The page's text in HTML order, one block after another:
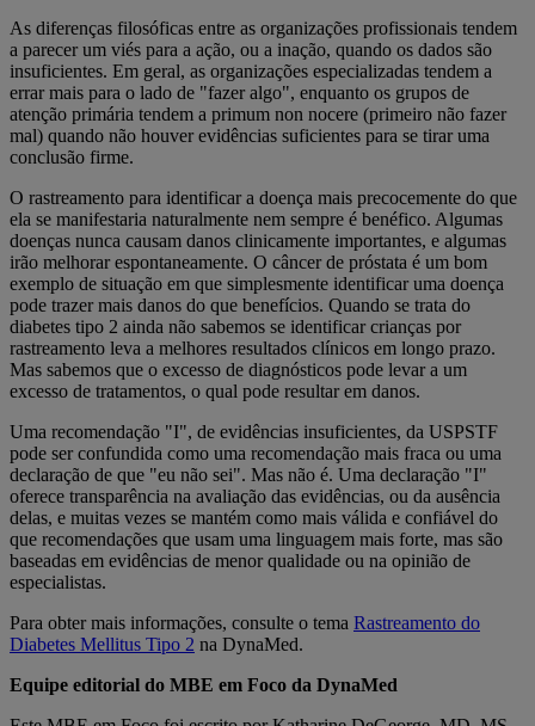
As diferenças filosóficas entre as organizações profissionais tendem
a parecer um viés para a ação, ou a inação, quando os dados são
insuficientes. Em geral, as organizações especializadas tendem a
errar mais para o lado de "fazer algo", enquanto os grupos de
atenção primária tendem a primum non nocere (primeiro não fazer
mal) quando não houver evidências suficientes para se tirar uma
conclusão firme.
O rastreamento para identificar a doença mais precocemente do que
ela se manifestaria naturalmente nem sempre é benéfico. Algumas
doenças nunca causam danos clinicamente importantes, e algumas
irão melhorar espontaneamente. O câncer de próstata é um bom
exemplo de situação em que simplesmente identificar uma doença
pode trazer mais danos do que benefícios. Quando se trata do
diabetes tipo 2 ainda não sabemos se identificar crianças por
rastreamento leva a melhores resultados clínicos em longo prazo.
Mas sabemos que o excesso de diagnósticos pode levar a um
excesso de tratamentos, o qual pode resultar em danos.
Uma recomendação "I", de evidências insuficientes, da USPSTF
pode ser confundida como uma recomendação mais fraca ou uma
declaração de que "eu não sei". Mas não é. Uma declaração "I"
oferece transparência na avaliação das evidências, ou da ausência
delas, e muitas vezes se mantém como mais válida e confiável do
que recomendações que usam uma linguagem mais forte, mas são
baseadas em evidências de menor qualidade ou na opinião de
especialistas.
Para obter mais informações, consulte o tema Rastreamento do
Diabetes Mellitus Tipo 2 na DynaMed.
Equipe editorial do MBE em Foco da DynaMed